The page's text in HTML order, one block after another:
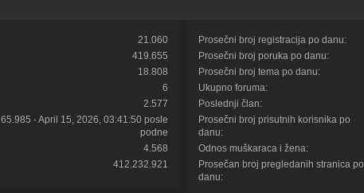
21.060
419.655
18.808
6
2.577
65.985 - April 15, 2026, 03:41:50 posle
podne
4.568
412.232.921
Prosečni broj registracija po danu:
Prosečni broj poruka po danu:
Prosečni broj tema po danu:
Ukupno foruma:
Poslednji član:
Prosečni broj prisutnih korisnika po
danu:
Odnos muškaraca i žena:
Prosečan broj pregledanih stranica po
danu: